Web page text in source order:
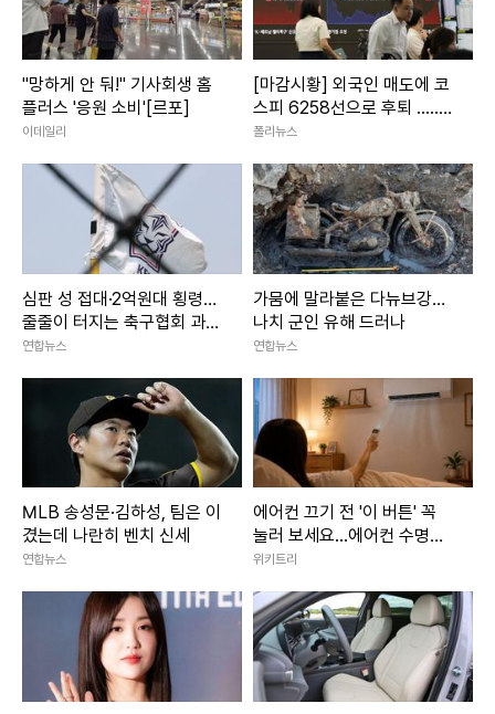
"망하게 안 둬!" 기사회생 홈
플러스 '응원 소비'[르포]
이데일리
[마감시황] 외국인 매도에 코
스피 6258선으로 후퇴 .....2
차전지·은행주는 강세
폴리뉴스
심판 성 접대·2억원대 횡령…
줄줄이 터지는 축구협회 과거
비위
연합뉴스
가뭄에 말라붙은 다뉴브강…
나치 군인 유해 드러나
연합뉴스
MLB 송성문·김하성, 팀은 이
겼는데 나란히 벤치 신세
연합뉴스
에어컨 끄기 전 '이 버튼' 꼭
눌러 보세요...에어컨 수명이
늘어납니다
위키트리